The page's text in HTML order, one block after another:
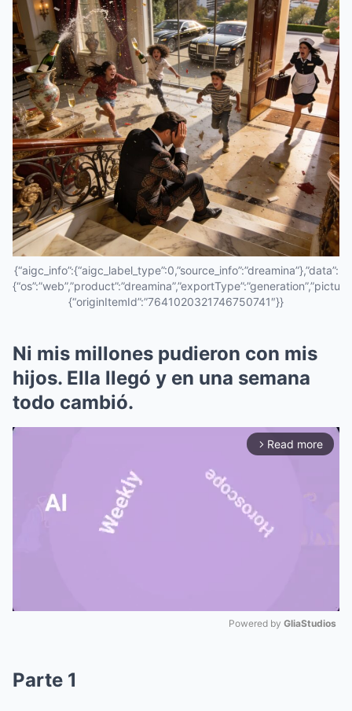
{“aigc_info”:{“aigc_label_type”:0,”source_info”:”dreamina”},”data”:
{“originItemId”:”7641020321746750741″}}
Ni mis millones pudieron con mis
hijos. Ella llegó y en una semana
todo cambió.
arrow_forward_ios Read more
Powered by GliaStudios
Parte 1